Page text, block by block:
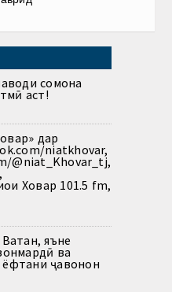
сомона
аст!
дар
niatkhovar,
@niat_Khovar_tj,
Ховар 101.5 fm,
яъне
ва
ҷавонон